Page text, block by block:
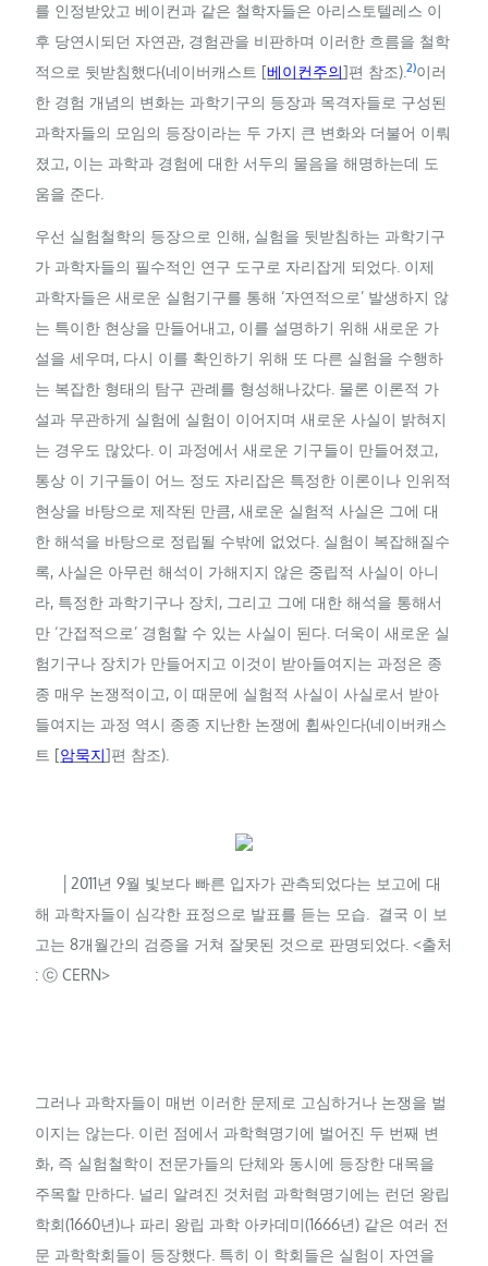
를 인정받았고 베이컨과 같은 철학자들은 아리스토텔레스 이
후 당연시되던 자연관, 경험관을 비판하며 이러한 흐름을 철학
적으로 뒷받침했다(네이버캐스트 [베이컨주의]편 참조).2)이러
한 경험 개념의 변화는 과학기구의 등장과 목격자들로 구성된
과학자들의 모임의 등장이라는 두 가지 큰 변화와 더불어 이뤄
졌고, 이는 과학과 경험에 대한 서두의 물음을 해명하는데 도
움을 준다.
우선 실험철학의 등장으로 인해, 실험을 뒷받침하는 과학기구
가 과학자들의 필수적인 연구 도구로 자리잡게 되었다. 이제
과학자들은 새로운 실험기구를 통해 ‘자연적으로’ 발생하지 않
는 특이한 현상을 만들어내고, 이를 설명하기 위해 새로운 가
설을 세우며, 다시 이를 확인하기 위해 또 다른 실험을 수행하
는 복잡한 형태의 탐구 관례를 형성해나갔다. 물론 이론적 가
설과 무관하게 실험에 실험이 이어지며 새로운 사실이 밝혀지
는 경우도 많았다. 이 과정에서 새로운 기구들이 만들어졌고,
통상 이 기구들이 어느 정도 자리잡은 특정한 이론이나 인위적
현상을 바탕으로 제작된 만큼, 새로운 실험적 사실은 그에 대
한 해석을 바탕으로 정립될 수밖에 없었다. 실험이 복잡해질수
록, 사실은 아무런 해석이 가해지지 않은 중립적 사실이 아니
라, 특정한 과학기구나 장치, 그리고 그에 대한 해석을 통해서
만 ‘간접적으로’ 경험할 수 있는 사실이 된다. 더욱이 새로운 실
험기구나 장치가 만들어지고 이것이 받아들여지는 과정은 종
종 매우 논쟁적이고, 이 때문에 실험적 사실이 사실로서 받아
들여지는 과정 역시 종종 지난한 논쟁에 휩싸인다(네이버캐스
트 [암묵지]편 참조).
│2011년 9월 빛보다 빠른 입자가 관측되었다는 보고에 대
해 과학자들이 심각한 표정으로 발표를 듣는 모습. 결국 이 보
고는 8개월간의 검증을 거쳐 잘못된 것으로 판명되었다. <출처
: ⓒ CERN>
그러나 과학자들이 매번 이러한 문제로 고심하거나 논쟁을 벌
이지는 않는다. 이런 점에서 과학혁명기에 벌어진 두 번째 변
화, 즉 실험철학이 전문가들의 단체와 동시에 등장한 대목을
주목할 만하다. 널리 알려진 것처럼 과학혁명기에는 런던 왕립
학회(1660년)나 파리 왕립 과학 아카데미(1666년) 같은 여러 전
문 과학학회들이 등장했다. 특히 이 학회들은 실험이 자연을